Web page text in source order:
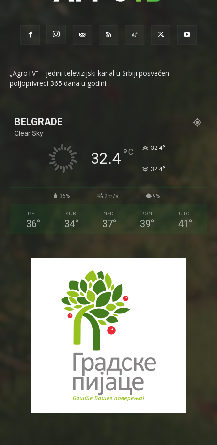
„AgroTV“ – jedini televizijski kanal u Srbiji posvećen
poljoprivredi 365 dana u godini.
BELGRADE
Clear Sky
32.4°C 32.4°
32.4°
36% 2m/s 9%
PET
36°
SUB
34°
NED
37°
PON
39°
UTO
41 °